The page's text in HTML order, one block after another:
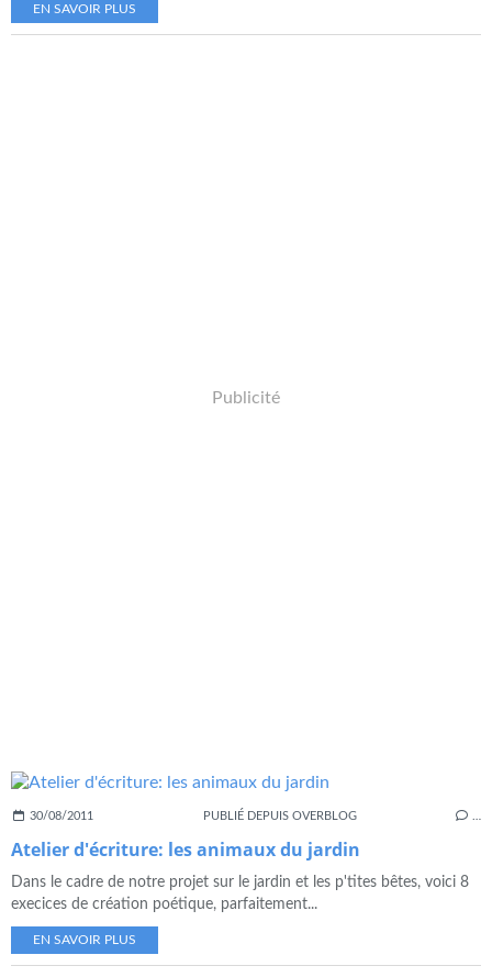
EN SAVOIR PLUS
Publicité
30/08/2011 PUBLIÉ DEPUIS OVERBLOG
Atelier d'écriture: les animaux du jardin
Dans le cadre de notre projet sur le jardin et les p'tites bêtes, voici 8
execices de création poétique, parfaitement...
EN SAVOIR PLUS